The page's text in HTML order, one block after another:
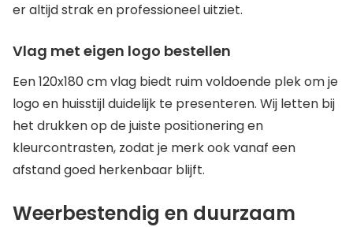
er altijd strak en professioneel uitziet.
Vlag met eigen logo bestellen
Een 120x180 cm vlag biedt ruim voldoende plek om je
logo en huisstijl duidelijk te presenteren. Wij letten bij
het drukken op de juiste positionering en
kleurcontrasten, zodat je merk ook vanaf een
afstand goed herkenbaar blijft.
Weerbestendig en duurzaam